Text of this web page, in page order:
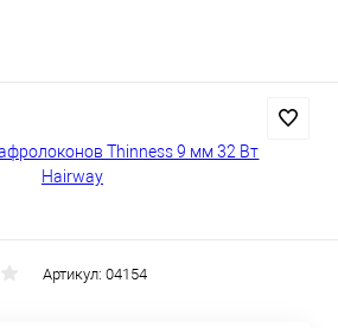
Артикул: 04154